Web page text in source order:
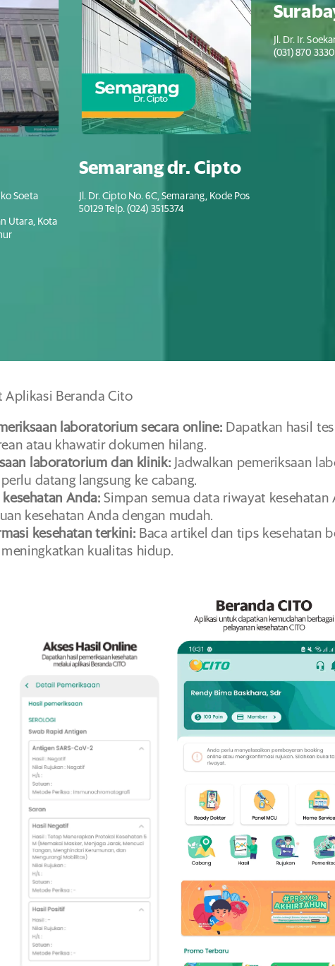
Soeta
Utara, Kota
Semarang dr. Cipto
Jl. Dr. Cipto No. 6C, Semarang, Kode Pos
50129 Telp. (024) 3515374
Jl. Dr. Ir.
(031) 870 3330
Aplikasi Beranda Cito
laboratorium secara online: Dapatkan hasil
atau khawatir dokumen hilang.
laboratorium dan klinik: Jadwalkan pemeriksaan
datang langsung ke cabang.
Anda: Simpan semua data riwayat
kesehatan Anda dengan mudah.
kesehatan terkini: Baca artikel dan tips kesehatan
meningkatkan kualitas hidup.